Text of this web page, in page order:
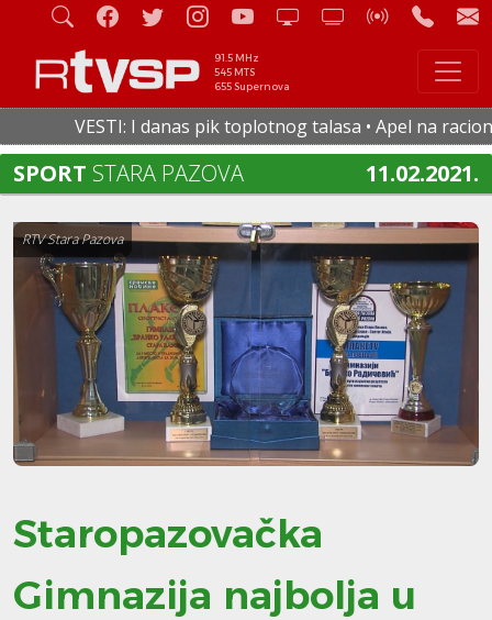
91.5 MHz
545 MTS
655 Supernova
VESTI: I danas pik toplotnog talasa • Apel na
SPORT STARA PAZOVA 11.02.2021.
RTV Stara Pazova
Staropazovačka
Gimnazija najbolja u